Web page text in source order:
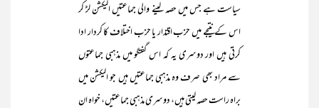
سیاست ہے جس میں حصہ لینے والی جماعتیں الیکشن لڑ کر
اس کے نتیجے میں حزب اقتدار یا حزب اختلاف کا کردار ادا
کرتی ہیں اور دوسری یہ کہ اس گفتگو میں مذہبی جماعتوں
سے مراد بھی صرف وہ مذہبی جماعتیں ہیں جو الیکشن میں
براہ راست حصہ لیتی ہیں، دوسری مذہبی جماعتیں، خواہ ان